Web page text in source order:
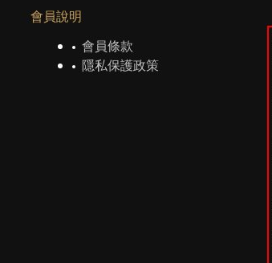
會員說明
會員條款
隱私保護政策